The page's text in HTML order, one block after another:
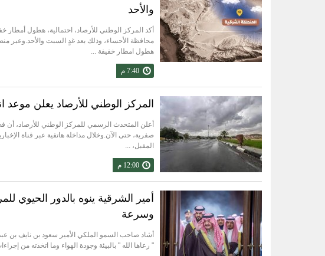
والأحد
أكد المركز الوطني للأرصاد، احتمالية، هطول
محافظة الأحساء، وذلك بعد غدٍ السبت والأحد.وعبر
هطول امطار خفيفة ...
7:40 م
المركز الوطني للأرصاد يعلن موعد
أعلن المتحدث الرسمي للمركز الوطني للأرصاد، أن
صفرية، حتى الآن.وخلال مداخلة هاتفية عبر قناة
المقبل، ...
12:00 م
أمير الشرقية ينوه بالدور الحيوي
وسرعة
أشاد صاحب السمو الملكي الأمير سعود بن نايف بن عبد
" رعاها الله " بالبيئة وجودة الهواء وما اتخذته من